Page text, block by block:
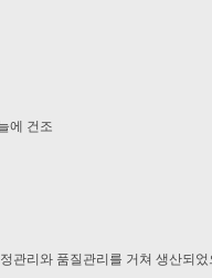
에 건조
관리와 품질관리를 거쳐 생산되